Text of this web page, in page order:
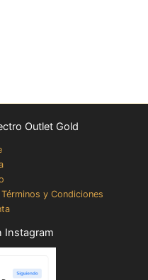
Outlet Gold
y Condiciones
Instagram